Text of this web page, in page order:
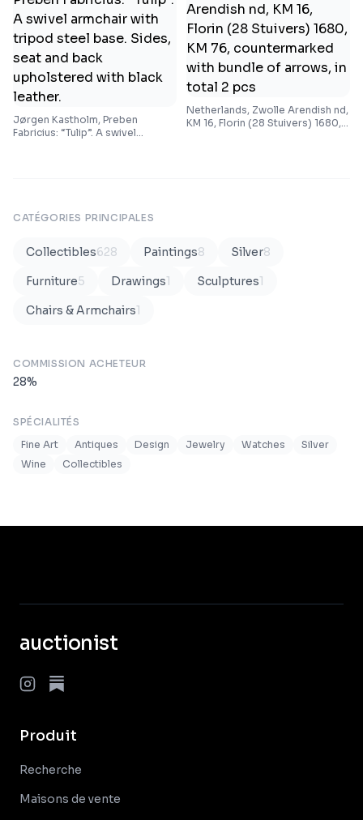
Jørgen Kastholm, Preben
Fabricius: “Tulip”. A swivel
Netherlands, Zwolle Arendish nd,
KM 16, Florin (28 Stuivers) 1680,
CATÉGORIES PRINCIPALES
Collectibles628 Paintings8 Silver8
Furniture5 Drawings1 Sculptures1
Chairs & Armchairs1
COMMISSION ACHETEUR
28%
SPÉCIALITÉS
Fine Art
Antiques Design Jewelry Watches
Silver
Wine
Collectibles
auctionist
Produit
Recherche
Maisons de vente